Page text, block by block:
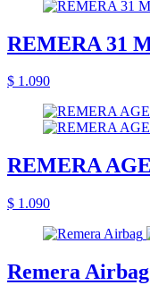
REMERA 31
$ 1.090
REMERA
$ 1.090
Remera Airbag